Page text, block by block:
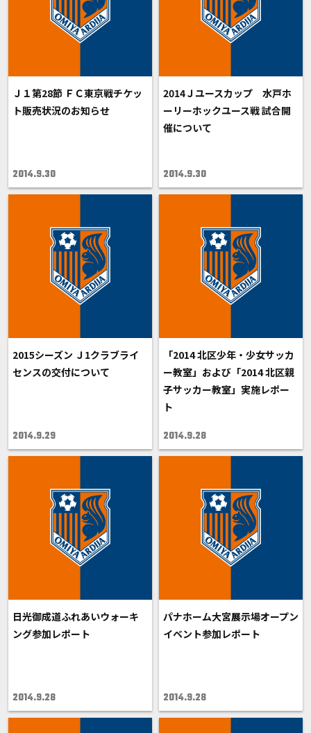
Ｊ１第28節 ＦＣ東京戦チケッ
ト販売状況のお知らせ
2014.9.30
2014Ｊユースカップ 水戸ホ
ーリーホックユース戦 試合開
催について
2014.9.30
2015シーズン Ｊ1クラブライ
センスの交付について
2014.9.29
「2014 北区少年・少女サッカ
ー教室」および「2014 北区親
子サッカー教室」実施レポー
ト
2014.9.28
日光御成道ふれあいウォーキ
ング参加レポート
2014.9.28
パナホーム大宮展示場オープン
イベント参加レポート
2014.9.28